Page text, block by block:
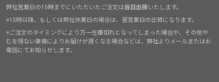
弊社営業日の15時までにいただいたご注文は当日出荷いたします。
※15時以降、もしくは弊社休業日の場合は、翌営業日の出荷になります。
※ご注文のタイミングにより万一在庫切れとなってしまった場合や、その他や
むを得ない事情によりお届けが遅くなる場合などは、弊社よりメールまたはお
電話にてお知らせします。